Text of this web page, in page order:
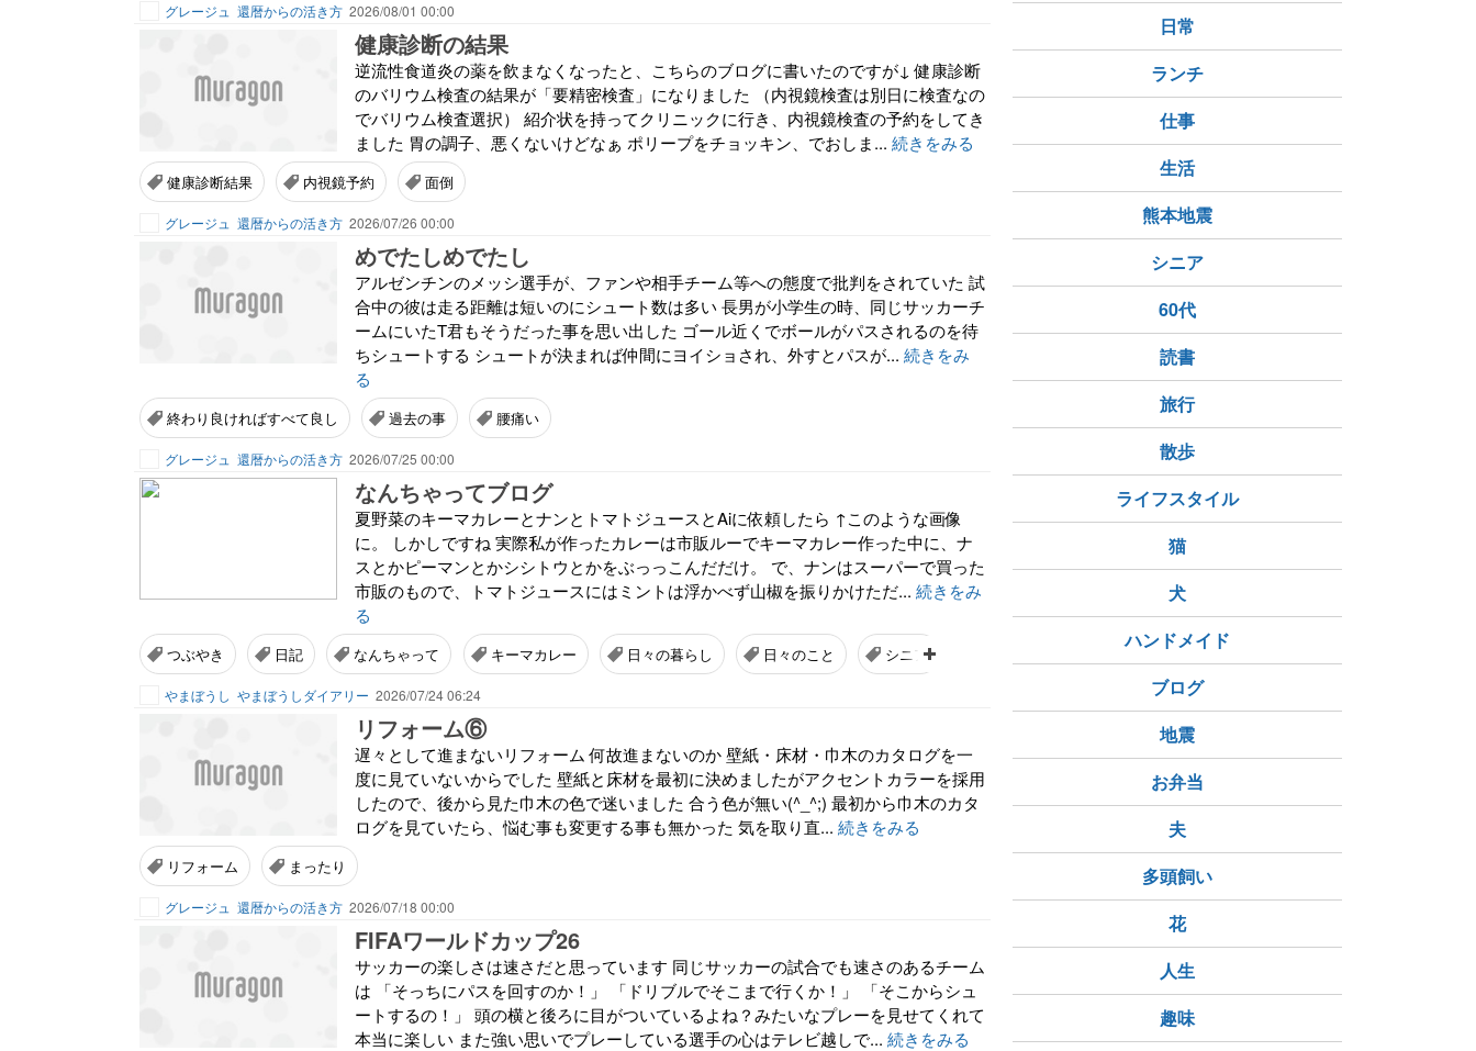
グレージュ 還暦からの活き方 2026/08/01 00:00
健康診断の結果
逆流性食道炎の薬を飲まなくなったと、こちらのブログに書いたのですが↓ 健康診断
のバリウム検査の結果が「要精密検査」になりました （内視鏡検査は別日に検査なの
でバリウム検査選択） 紹介状を持ってクリニックに行き、内視鏡検査の予約をしてき
ました 胃の調子、悪くないけどなぁ ポリープをチョッキン、でおしま... 続きをみる
健康診断結果 内視鏡予約 面倒
グレージュ 還暦からの活き方 2026/07/26 00:00
めでたしめでたし
アルゼンチンのメッシ選手が、ファンや相手チーム等への態度で批判をされていた 試
合中の彼は走る距離は短いのにシュート数は多い 長男が小学生の時、同じサッカーチ
ームにいたT君もそうだった事を思い出した ゴール近くでボールがパスされるのを待
ちシュートする シュートが決まれば仲間にヨイショされ、外すとパスが... 続きをみ
る
終わり良ければすべて良し 過去の事 腰痛い
グレージュ 還暦からの活き方 2026/07/25 00:00
なんちゃってブログ
夏野菜のキーマカレーとナンとトマトジュースとAiに依頼したら ↑このような画像
に。 しかしですね 実際私が作ったカレーは市販ルーでキーマカレー作った中に、ナ
スとかピーマンとかシシトウとかをぶっっこんだだけ。 で、ナンはスーパーで買った
市販のもので、トマトジュースにはミントは浮かべず山椒を振りかけただ... 続きをみ
る
つぶやき 日記 なんちゃって キーマカレー 日々の暮らし 日々のこと シニア
やまぼうし やまぼうしダイアリー 2026/07/24 06:24
リフォーム⑥
遅々として進まないリフォーム 何故進まないのか 壁紙・床材・巾木のカタログを一
度に見ていないからでした 壁紙と床材を最初に決めましたがアクセントカラーを採用
したので、後から見た巾木の色で迷いました 合う色が無い(^_^;) 最初から巾木のカタ
ログを見ていたら、悩む事も変更する事も無かった 気を取り直... 続きをみる
リフォーム まったり
グレージュ 還暦からの活き方 2026/07/18 00:00
FIFAワールドカップ26
サッカーの楽しさは速さだと思っています 同じサッカーの試合でも速さのあるチーム
は 「そっちにパスを回すのか！」 「ドリブルでそこまで行くか！」 「そこからシュ
ートするの！」 頭の横と後ろに目がついているよね？みたいなプレーを見せてくれて
本当に楽しい また強い思いでプレーしている選手の心はテレビ越しで... 続きをみる
日常
ランチ
仕事
生活
熊本地震
シニア
60代
読書
旅行
散歩
ライフスタイル
猫
犬
ハンドメイド
ブログ
地震
お弁当
夫
多頭飼い
花
人生
趣味